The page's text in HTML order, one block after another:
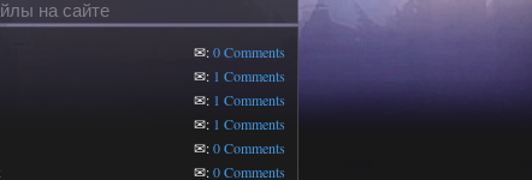
на сайте
✉:0 Comments
✉: 1 Comments
✉: 1 Comments
✉: 1 Comments
✉:0 Comments
✉:0 Comments